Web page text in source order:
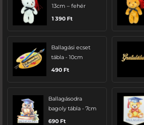
13cm – fehér
1 390 Ft
Ballagási ecset
tábla - 10cm
490 Ft
Ballagásodra
bagoly tábla - 7cm
690 Ft